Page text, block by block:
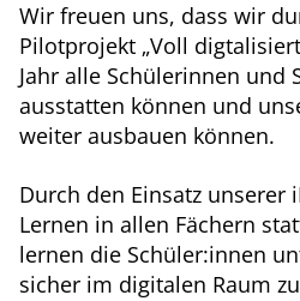
Wir freuen uns, dass wir
Pilotprojekt „Voll
Jahr alle Schülerinnen und
ausstatten können und
weiter ausbauen können.
Durch den Einsatz unserer
Lernen in allen Fächern
lernen die Schüler:innen
sicher im digitalen Raum